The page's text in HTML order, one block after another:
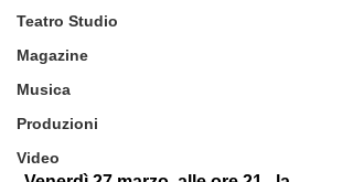
Teatro Studio
Magazine
Musica
Produzioni
Video